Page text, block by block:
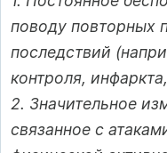
поводу повторных
последствий
контроля,
2. Значительное
связанное с